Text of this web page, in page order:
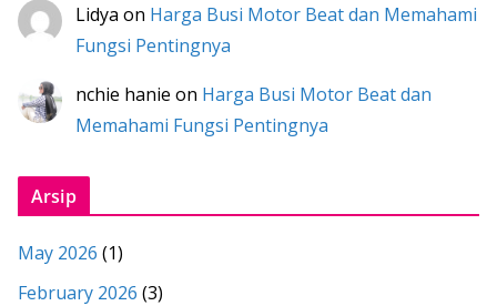
Lidya on Harga Busi Motor Beat dan Memahami
Fungsi Pentingnya
nchie hanie on Harga Busi Motor Beat dan
Memahami Fungsi Pentingnya
Arsip
May 2026 (1)
February 2026 (3)